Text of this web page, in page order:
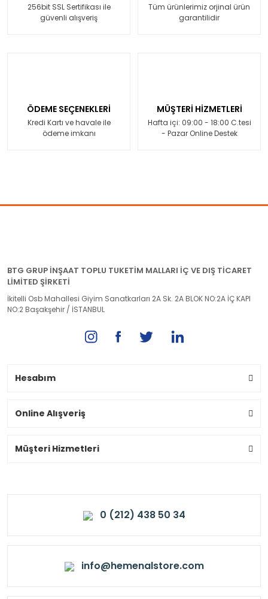
256bit SSL Sertifikası ile
güvenli alışveriş
Tüm ürünlerimiz orjinal ürün
garantilidir
ÖDEME SEÇENEKLERİ
Kredi Kartı ve havale ile
ödeme imkanı
MÜŞTERİ HİZMETLERİ
Hafta içi: 09:00 - 18:00 C.tesi
- Pazar Online Destek
BTG GRUP İNŞAAT TOPLU TUKETİM MALLARI İÇ VE DIŞ TİCARET
LİMİTED ŞİRKETİ
İkitelli Osb Mahallesi Giyim Sanatkarları 2A Sk. 2A BLOK NO:2A İÇ KAPI
NO:2 Başakşehir / İSTANBUL
Hesabım
Online Alışveriş
Müşteri Hizmetleri
0 (212) 438 50 34
info@hemenalstore.com